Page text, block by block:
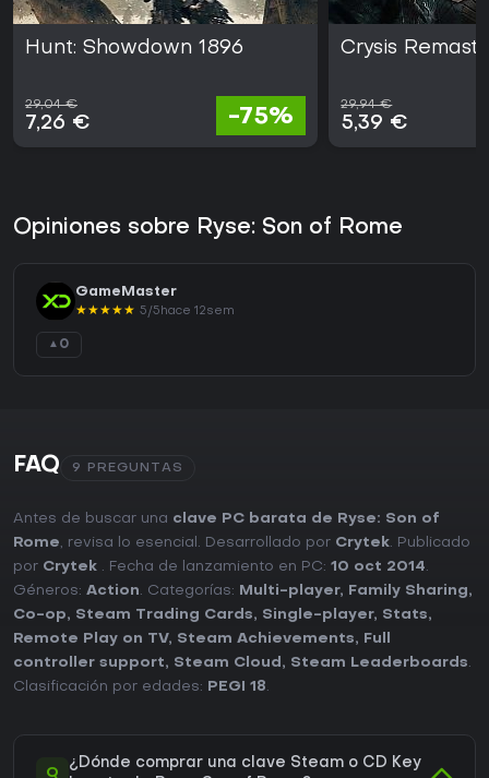
Hunt: Showdown 1896
29,04 €
7,26 € -75%
Crysis
29,94 €
5,39 €
Opiniones sobre Ryse: Son of Rome
GameMaster
★★★★★ 5/5hace 12sem
▲ 0
FAQ 9 PREGUNTAS
Antes de buscar una clave PC barata de Ryse: Son of
Rome, revisa lo esencial. Desarrollado por Crytek. Publicado
por Crytek . Fecha de lanzamiento en PC: 10 oct 2014.
Géneros: Action. Categorías: Multi-player, Family Sharing,
Co-op, Steam Trading Cards, Single-player, Stats,
Remote Play on TV, Steam Achievements,
Full
controller support, Steam Cloud , Steam Leaderboards.
Clasificación por edades:
PEGI 18.
Q
¿Dónde comprar una clave Steam o CD Key